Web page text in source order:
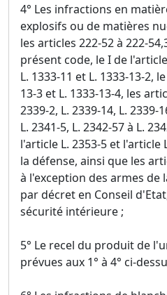
4° Les infractions en
explosifs ou de matières
les articles 222-52 à 222-
présent code, le I de
L. 1333-11 et L. 1333-13-2,
13-3 et L. 1333-13-4, les
2339-2, L. 2339-14, L. 2339-
L. 2341-5, L. 2342-57 à L.
l'article L. 2353-5 et l'article
la défense, ainsi que les
à l'exception des armes de
par décret en Conseil
sécurité intérieure ;
5° Le recel du produit de
prévues aux 1° à 4° ci-